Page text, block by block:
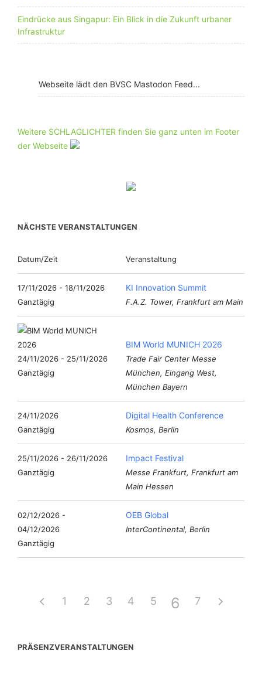
Eindrücke aus Singapur: Ein Blick in die Zukunft urbaner
Infrastruktur
Webseite lädt den BVSC Mastodon Feed...
Weitere SCHLAGLICHTER finden Sie ganz unten im Footer
der Webseite
NÄCHSTE VERANSTALTUNGEN
Datum/Zeit Veranstaltung
17/11/2026 - 18/11/2026
Ganztägig
KI Innovation Summit
F.A.Z. Tower, Frankfurt am Main
24/11/2026 - 25/11/2026
Ganztägig
BIM World MUNICH 2026
Trade Fair Center Messe
München, Eingang West,
München Bayern
24/11/2026
Ganztägig
Digital Health Conference
Kosmos, Berlin
25/11/2026 - 26/11/2026
Ganztägig
Impact Festival
Messe Frankfurt, Frankfurt am
Main Hessen
02/12/2026 -
04/12/2026
Ganztägig
OEB Global
InterContinental, Berlin
1 2 3 4 5 6 7
PRÄSENZVERANSTALTUNGEN